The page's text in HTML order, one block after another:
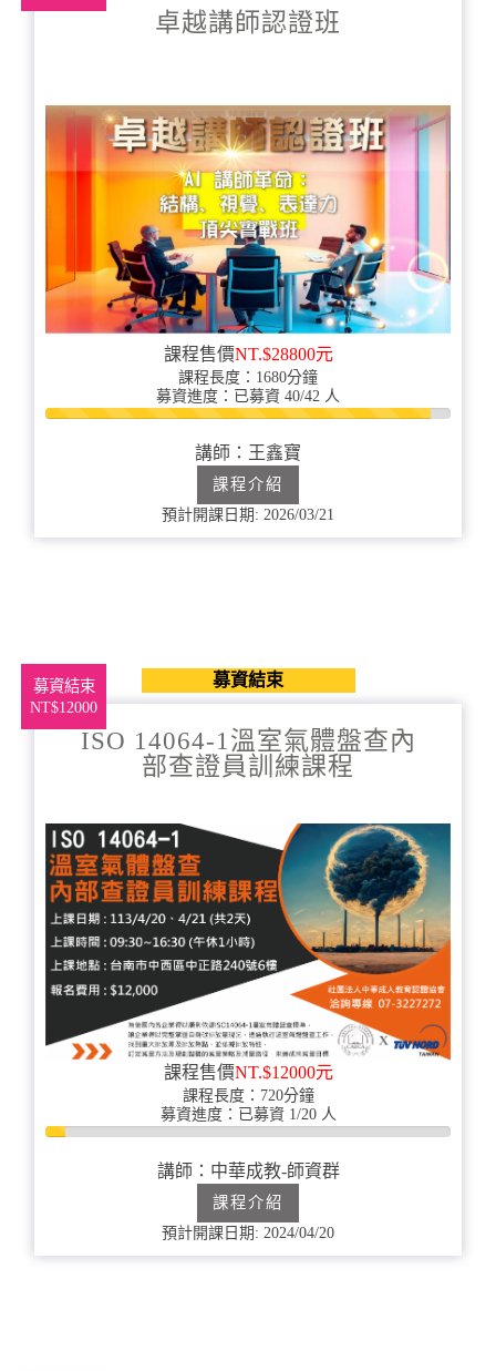
卓越講師認證班
課程售價NT.$28800元
課程長度：1680分鐘
募資進度：已募資 40/42 人
95%
成
講師：王鑫寶
課程介紹
預計開課日期: 2026/03/21
募資結束
NT$12000
募資結束
ISO 14064-1溫室氣體盤查內
部查證員訓練課程
課程售價NT.$12000元
課程長度：720分鐘
募資進度：已募資 1/20 人
5%
講師：中華成教-師資群
課程介紹
預計開課日期: 2024/04/20